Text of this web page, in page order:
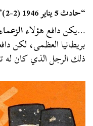
“حادث 5 يناير 1946 (2-2)” المصحف ينقذ أمين عثمان من القتل مرة
…يكن دافع هؤلاء
بريطانيا العظمى، لكن
ذلك الرجل الذي كان له